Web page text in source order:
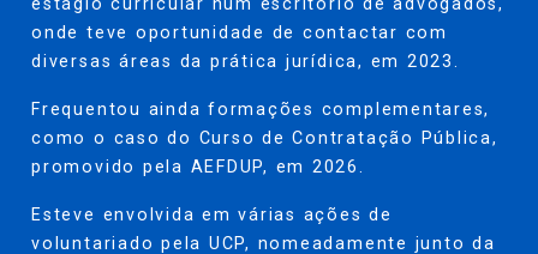
onde teve oportunidade de contactar com
diversas áreas da prática jurídica, em 2023.
Frequentou ainda formações complementares,
como o caso do Curso de Contratação Pública,
promovido pela AEFDUP, em 2026.
Esteve envolvida em várias ações de
voluntariado pela UCP, nomeadamente junto da